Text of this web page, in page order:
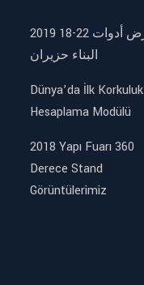
2019 18-22 معرض أدوات
البناء حزيران
Dünya’da İlk Korkuluk
Hesaplama Modülü
2018 Yapı Fuarı 360
Derece Stand
Görüntülerimiz